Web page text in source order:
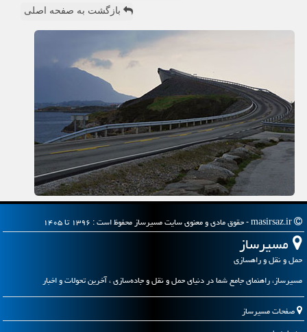
بازگشت به صفحه اصلی
مسیرساز
حمل و نقل و راهسازی
مسیرساز، راهنمای جامع شما در دنیای حمل و نقل و جاده‌سازی ، آخرین تحولات و اخبار
صفحات مسیرساز